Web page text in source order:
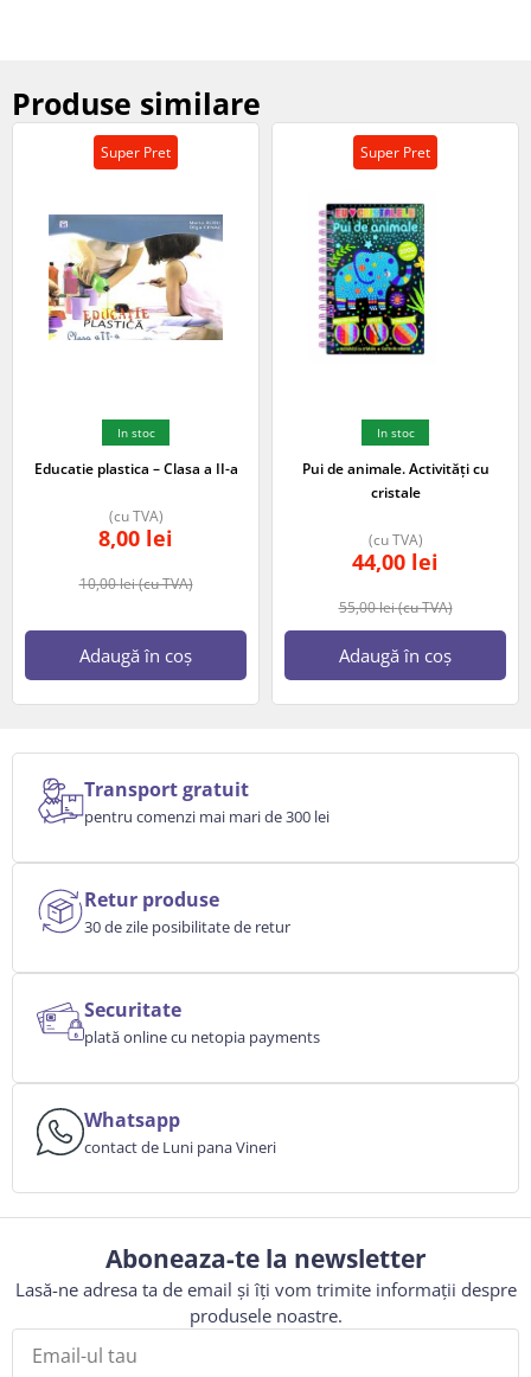
Produse similare
Super Pret
In stoc
Educatie plastica – Clasa a II-a
10,00lei(cu TVA)
8,00 lei
(cu TVA)
Adaugă în coș
Super Pret
In stoc
Pui de animale. Activități cu
cristale
55,00lei(cu TVA)
44,00 lei
(cu TVA)
Adaugă în coș
Transport gratuit
pentru comenzi mai mari de 300 lei
Retur produse
30 de zile posibilitate de retur
Securitate
plată online cu netopia payments
Whatsapp
contact de Luni pana Vineri
Aboneaza-te la newsletter
Lasă-ne adresa ta de email și îți vom trimite informații despre
produsele noastre.